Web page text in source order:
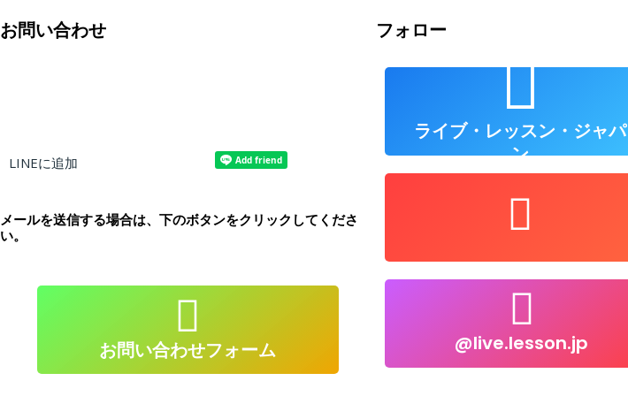
お問い合わせ
LINEに追加
メールを送信する場合は、下のボタンをクリックしてくださ
い。
お問い合わせフォーム
クリックしてメールを
送信
atendimento@live-lessons.jp
フォロー
ライブ・レッスン・ジャパ
ン
パン
フォローしてください
ー/LiveLessonsJapan
@live.lesson.jp
@live.lesson.jp
クリックしてください